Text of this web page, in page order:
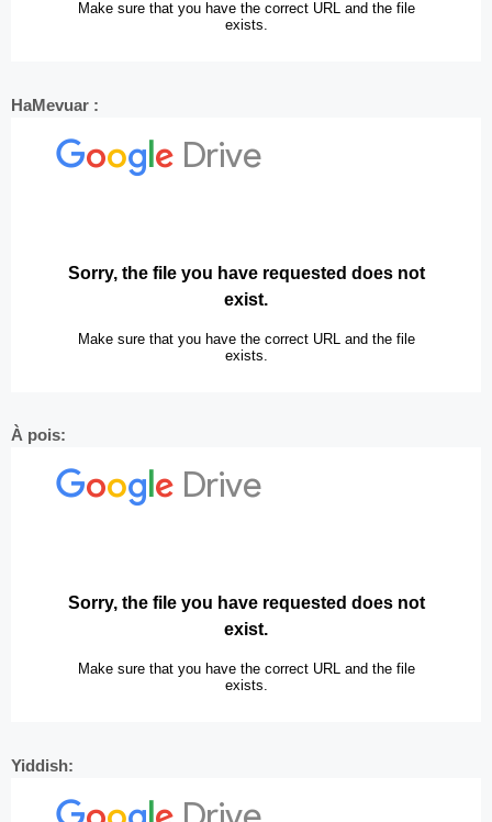
HaMevuar :
À pois:
Yiddish: